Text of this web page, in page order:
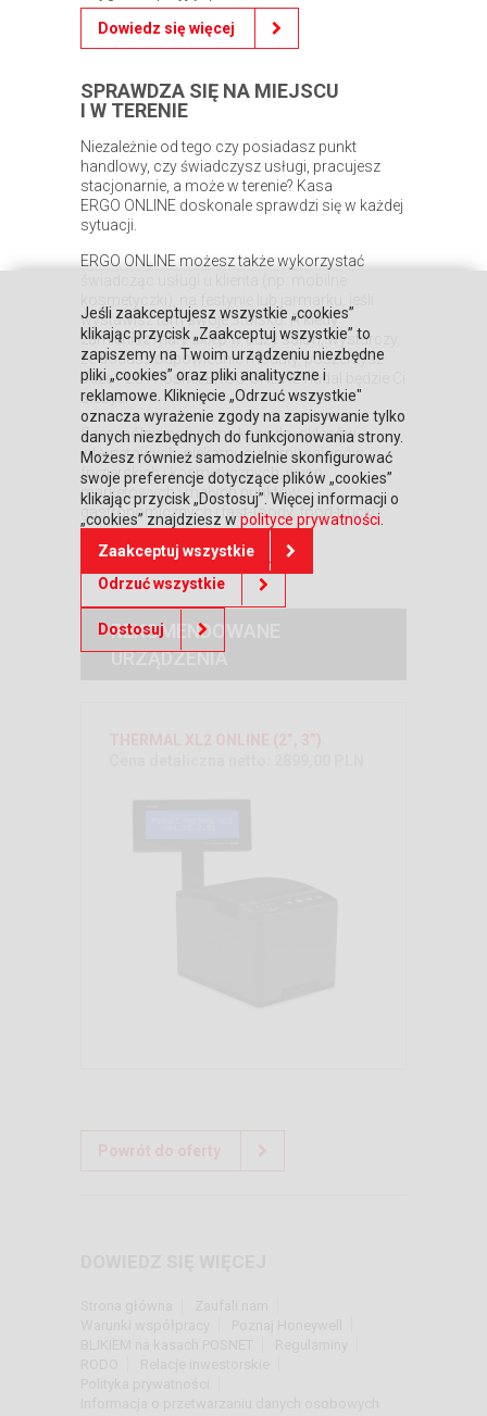
Dowiedz się więcej
SPRAWDZA SIĘ NA MIEJSCU
I W TERENIE
Niezależnie od tego czy posiadasz punkt
handlowy, czy świadczysz usługi, pracujesz
stacjonarnie, a może w terenie? Kasa
ERGO ONLINE doskonale sprawdzi się w każdej
sytuacji.
ERGO ONLINE możesz także wykorzystać
wystawisz tam swoje stoisko. A kiedy
zamienisz mały sklep w duży salon, wystarczy,
że dodasz odpowiednie moduły, poszerzysz
bazę PLU i Posnet ERGO ONLINE nadal będzie Ci
służyć.
Szczególnie polecamy kasę do: sklepów
internetowych, piekarni, cukierni, salonów
fryzjerskich i kosmetycznych, wysp
marketowych i małych punktów
gastronomicznych (fast-foody, food-trucki).
REKOMENDOWANE
URZĄDZENIA
Powrót do oferty
Jeśli zaakceptujesz wszystkie „cookies”
klikając przycisk „Zaakceptuj wszystkie” to
zapiszemy na Twoim urządzeniu niezbędne
pliki „cookies” oraz pliki analityczne i
reklamowe. Kliknięcie „Odrzuć wszystkie"
oznacza wyrażenie zgody na zapisywanie tylko
danych niezbędnych do funkcjonowania strony.
Możesz również samodzielnie skonfigurować
swoje preferencje dotyczące plików „cookies”
klikając przycisk „Dostosuj”. Więcej informacji o
„cookies” znajdziesz w polityce prywatności
Zaakceptuj wszystkie
Odrzuć wszystkie
Dostosuj